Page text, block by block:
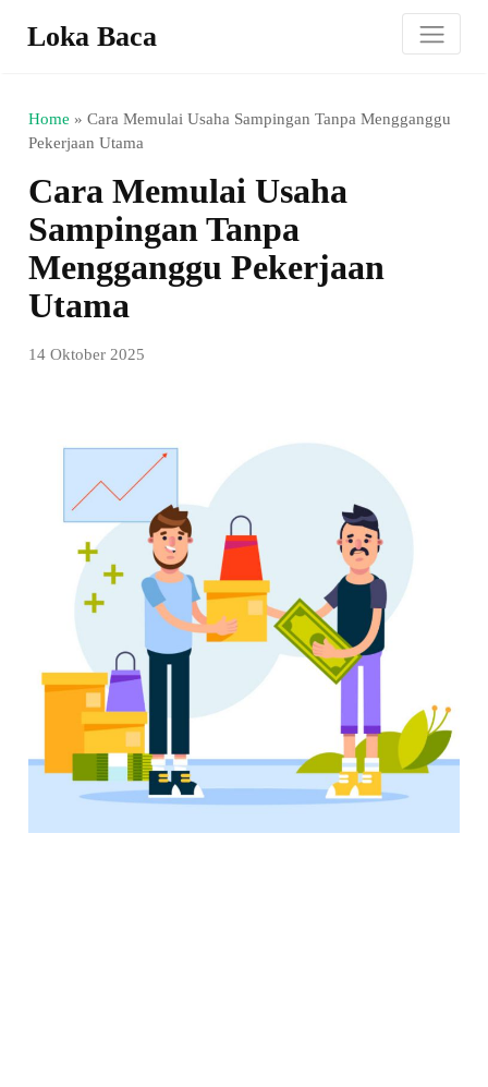
Loka Baca
Home »Cara Memulai Usaha Sampingan Tanpa Mengganggu
Pekerjaan Utama
Cara Memulai Usaha
Sampingan Tanpa
Mengganggu Pekerjaan
Utama
14 Oktober 2025